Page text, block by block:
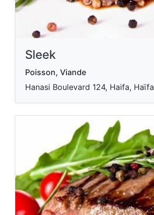
Sleek
Poisson, Viande
Hanasi Boulevard 124, Haifa, Haïfa